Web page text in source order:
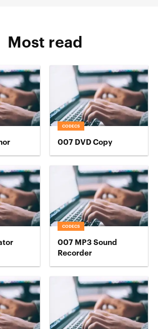
Most read
CODECS
007 DVD Copy
CODECS
007 MP3 Sound
Recorder